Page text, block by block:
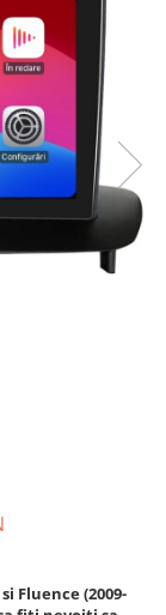
Fluence (2009-